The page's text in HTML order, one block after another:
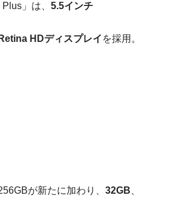
」は、 5.5インチ
Retina HDディスプレイ を採用。
が新たに加わり、 32GB